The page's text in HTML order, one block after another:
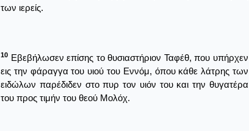
των ιερείς.
10 Εβεβήλωσεν επίσης το θυσιαστήριον Ταφέθ, που υπήρχεν
εις την φάραγγα του υιού του Εννόμ, όπου κάθε λάτρης των
ειδώλων παρέδιδεν στο πυρ τον υιόν του και την θυγατέρα
του προς τιμήν του θεού Μολόχ.